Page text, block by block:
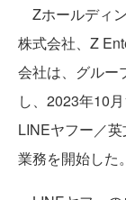
Zホールディ
株式会社、Z
会社は、グルー
し、2023年10
LINEヤフー／
業務を開始した。